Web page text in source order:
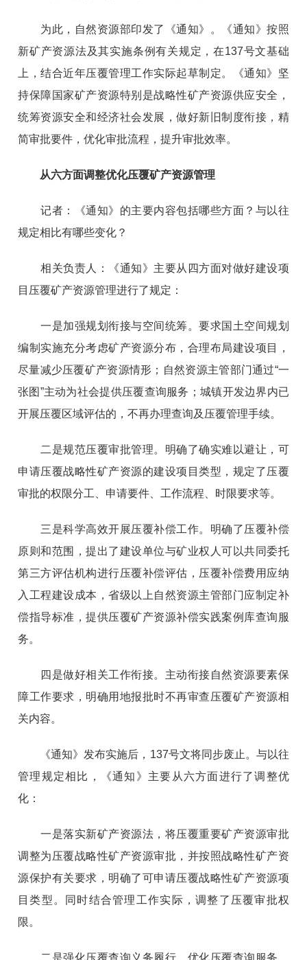
为此，自然资源部印发了《通知》。《通知》按照
新矿产资源法及其实施条例有关规定，在137号文基础
上，结合近年压覆管理工作实际起草制定。《通知》坚
持保障国家矿产资源特别是战略性矿产资源供应安全，
统筹资源安全和经济社会发展，做好新旧制度衔接，精
简审批要件，优化审批流程，提升审批效率。
从六方面调整优化压覆矿产资源管理
记者：《通知》的主要内容包括哪些方面？与以往
规定相比有哪些变化？
相关负责人：《通知》主要从四方面对做好建设项
目压覆矿产资源管理进行了规定：
一是加强规划衔接与空间统筹。要求国土空间规划
编制实施充分考虑矿产资源分布，合理布局建设项目，
尽量减少压覆矿产资源情形；自然资源主管部门通过“一
张图”主动为社会提供压覆查询服务；城镇开发边界内已
开展压覆区域评估的，不再办理查询及压覆管理手续。
二是规范压覆审批管理。明确了确实难以避让，可
申请压覆战略性矿产资源的建设项目类型，规定了压覆
审批的权限分工、申请要件、工作流程、时限要求等。
三是科学高效开展压覆补偿工作。明确了压覆补偿
原则和范围，提出了建设单位与矿业权人可以共同委托
第三方评估机构进行压覆补偿评估，压覆补偿费用应纳
入工程建设成本，省级以上自然资源主管部门应制定补
偿指导标准，提供压覆矿产资源补偿实践案例库查询服
务。
四是做好相关工作衔接。主动衔接自然资源要素保
障工作要求，明确用地报批时不再审查压覆矿产资源相
关内容。
《通知》发布实施后，137号文将同步废止。与以往
管理规定相比，《通知》主要从六方面进行了调整优
化：
一是落实新矿产资源法，将压覆重要矿产资源审批
调整为压覆战略性矿产资源审批，并按照战略性矿产资
源保护有关要求，明确了可申请压覆战略性矿产资源项
目类型。同时结合管理工作实际，调整了压覆审批权
限。
二是强化压覆查询义务履行，优化压覆查询服务。